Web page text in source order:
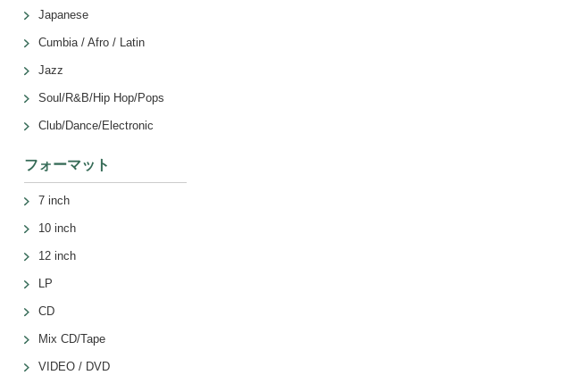
Japanese
Cumbia / Afro / Latin
Jazz
Soul/R&B/Hip Hop/Pops
Club/Dance/Electronic
フォーマット
7 inch
10 inch
12 inch
LP
CD
Mix CD/Tape
VIDEO / DVD